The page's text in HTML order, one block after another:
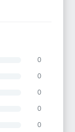
0
0
0
0
0